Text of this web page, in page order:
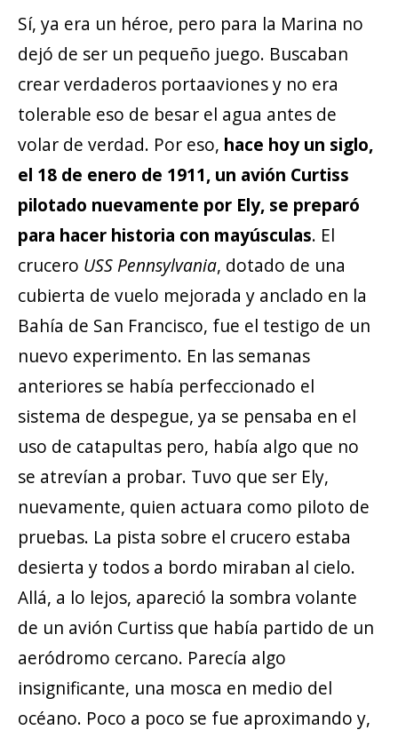
Sí, ya era un héroe, pero para la Marina no
dejó de ser un pequeño juego. Buscaban
crear verdaderos portaaviones y no era
tolerable eso de besar el agua antes de
volar de verdad. Por eso, hace hoy un siglo,
el 18 de enero de 1911, un avión Curtiss
pilotado nuevamente por Ely, se preparó
para hacer historia con mayúsculas. El
crucero USS Pennsylvania, dotado de una
cubierta de vuelo mejorada y anclado en la
Bahía de San Francisco, fue el testigo de un
nuevo experimento. En las semanas
anteriores se había perfeccionado el
sistema de despegue, ya se pensaba en el
uso de catapultas pero, había algo que no
se atrevían a probar. Tuvo que ser Ely,
nuevamente, quien actuara como piloto de
pruebas. La pista sobre el crucero estaba
desierta y todos a bordo miraban al cielo.
Allá, a lo lejos, apareció la sombra volante
de un avión Curtiss que había partido de un
aeródromo cercano. Parecía algo
insignificante, una mosca en medio del
océano. Poco a poco se fue aproximando y,